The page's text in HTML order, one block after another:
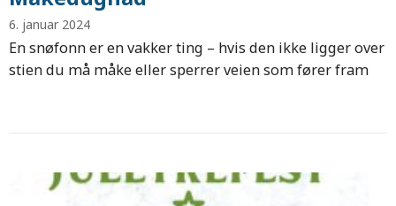
6. januar 2024
En snøfonn er en vakker ting – hvis den ikke ligger over
stien du må måke eller sperrer veien som fører fram